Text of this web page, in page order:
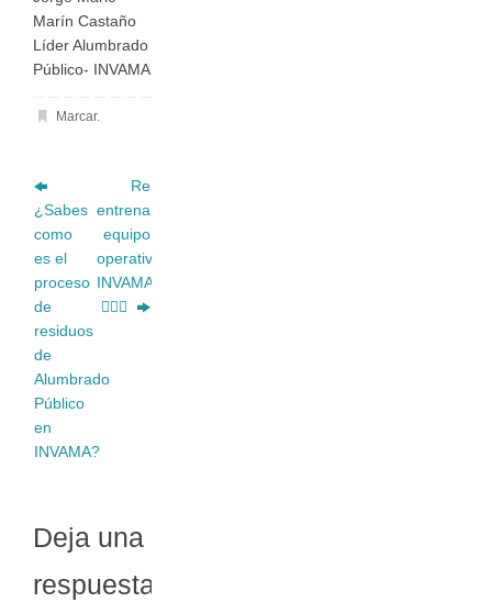
Marín Castaño
Líder Alumbrado
Público- INVAMA
Marcar.
¿Sabes
como
es el
proceso
de
residuos
de
Alumbrado
Público
en
INVAMA?
Re
entrenamiento
equipo
operativo
INVAMA
👷🏼‍♂️
Deja una
respuesta